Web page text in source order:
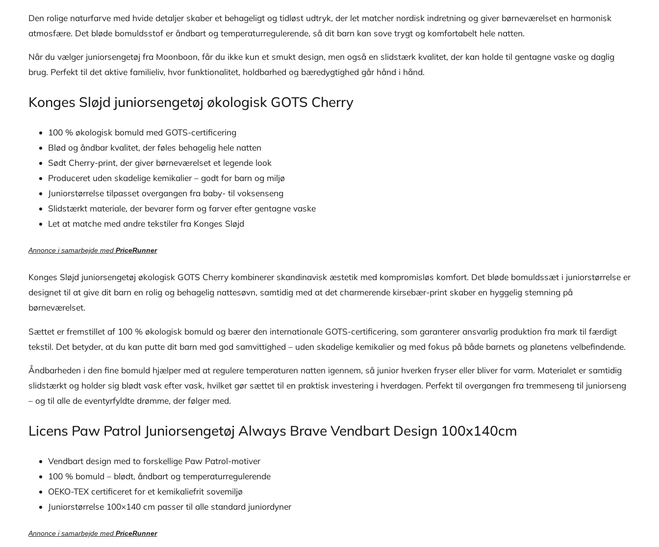
Den rolige naturfarve med hvide detaljer skaber et behageligt og tidløst udtryk, der let matcher nordisk indretning og giver børneværelset en harmonisk
atmosfære. Det bløde bomuldsstof er åndbart og temperaturregulerende, så dit barn kan sove trygt og komfortabelt hele natten.
Når du vælger juniorsengetøj fra Moonboon, får du ikke kun et smukt design, men også en slidstærk kvalitet, der kan holde til gentagne vaske og daglig
brug. Perfekt til det aktive familieliv, hvor funktionalitet, holdbarhed og bæredygtighed går hånd i hånd.
Konges Sløjd juniorsengetøj økologisk GOTS Cherry
100 % økologisk bomuld med GOTS-certificering
Blød og åndbar kvalitet, der føles behagelig hele natten
Sødt Cherry-print, der giver børneværelset et legende look
Produceret uden skadelige kemikalier – godt for barn og miljø
Juniorstørrelse tilpasset overgangen fra baby- til voksenseng
Slidstærkt materiale, der bevarer form og farver efter gentagne vaske
Let at matche med andre tekstiler fra Konges Sløjd
Annonce i samarbejde med PriceRunner
Konges Sløjd juniorsengetøj økologisk GOTS Cherry kombinerer skandinavisk æstetik med kompromisløs komfort. Det bløde bomuldssæt i juniorstørrelse er
designet til at give dit barn en rolig og behagelig nattesøvn, samtidig med at det charmerende kirsebær-print skaber en hyggelig stemning på
børneværelset.
Sættet er fremstillet af 100 % økologisk bomuld og bærer den internationale GOTS-certificering, som garanterer ansvarlig produktion fra mark til færdigt
tekstil. Det betyder, at du kan putte dit barn med god samvittighed – uden skadelige kemikalier og med fokus på både barnets og planetens velbefindende.
Åndbarheden i den fine bomuld hjælper med at regulere temperaturen natten igennem, så junior hverken fryser eller bliver for varm. Materialet er samtidig
slidstærkt og holder sig blødt vask efter vask, hvilket gør sættet til en praktisk investering i hverdagen. Perfekt til overgangen fra tremmeseng til juniorseng
– og til alle de eventyrfyldte drømme, der følger med.
Licens Paw Patrol Juniorsengetøj Always Brave Vendbart Design 100x140cm
Vendbart design med to forskellige Paw Patrol-motiver
100 % bomuld – blødt, åndbart og temperaturregulerende
OEKO-TEX certificeret for et kemikaliefrit sovemiljø
Juniorstørrelse 100×140 cm passer til alle standard juniordyner
Annonce i samarbejde med PriceRunner